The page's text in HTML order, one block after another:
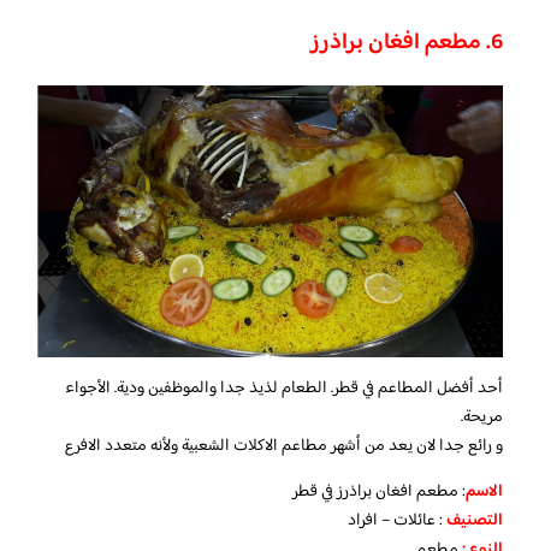
6. مطعم افغان براذرز
أحد أفضل المطاعم في قطر. الطعام لذيذ جدا والموظفين ودية. الأجواء
مريحة.
و رائع جدا لان يعد من أشهر مطاعم الاكلات الشعبية ولأنه متعدد الافرع
الاسم: مطعم افغان براذرز في قطر
التصنيف: عائلات – افراد